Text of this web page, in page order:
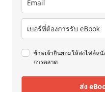
ข้าพเจ้ายินยอมให้ส่งไฟล์ห
การตลาด
ส่ง